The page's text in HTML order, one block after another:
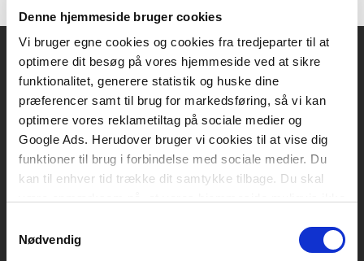
Denne hjemmeside bruger cookies
Vi bruger egne cookies og cookies fra tredjeparter til at
optimere dit besøg på vores hjemmeside ved at sikre
funktionalitet, generere statistik og huske dine
præferencer samt til brug for markedsføring, så vi kan
optimere vores reklametiltag på sociale medier og
Google Ads. Herudover bruger vi cookies til at vise dig
funktioner til brug i forbindelse med sociale medier. Du
kan til enhver tid trække dit samtykke tilbage. Du skal
tilbagetrækker et samtykke.
Nødvendig
Akademisk Forlag
Vognmagergade 11
1120 København K
CVR 76351910
Kontakt kundeservice